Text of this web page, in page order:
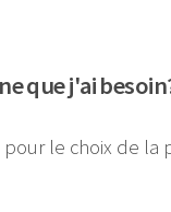
que j'ai
le choix de